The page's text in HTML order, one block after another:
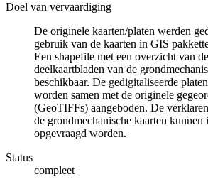
Doel van vervaardiging
De originele kaarten/platen werden
gebruik van de kaarten in GIS
Een shapefile met een overzicht van
deelkaartbladen van de
beschikbaar. De gedigitaliseerde
worden samen met de originele
(GeoTIFFs) aangeboden. De
de grondmechanische kaarten
opgevraagd worden.
Status
compleet